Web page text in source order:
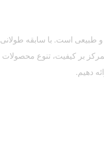
طبیعی است. با سابقه
بر کیفیت، تنوع محصولات
دهیم.